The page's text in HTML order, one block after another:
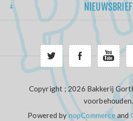
NIEUWSBRIEF
Copyright ; 2026 Bakkerij
voorbehouden.
Powered bynopCommerceand